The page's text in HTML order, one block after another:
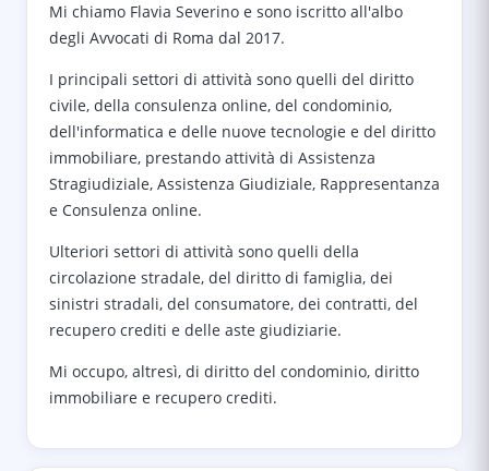
Mi chiamo Flavia Severino e sono iscritto all'albo
degli Avvocati di Roma dal 2017.
I principali settori di attività sono quelli del diritto
civile, della consulenza online, del condominio,
dell'informatica e delle nuove tecnologie e del diritto
immobiliare, prestando attività di Assistenza
Stragiudiziale, Assistenza Giudiziale, Rappresentanza
e Consulenza online.
Ulteriori settori di attività sono quelli della
circolazione stradale, del diritto di famiglia, dei
sinistri stradali, del consumatore, dei contratti, del
recupero crediti e delle aste giudiziarie.
Mi occupo, altresì, di diritto del condominio, diritto
immobiliare e recupero crediti.